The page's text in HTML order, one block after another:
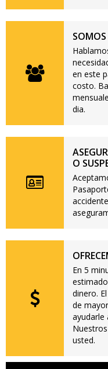
en este
costo.
dia.
O
En 5
dinero.
de
ayudarle
usted.